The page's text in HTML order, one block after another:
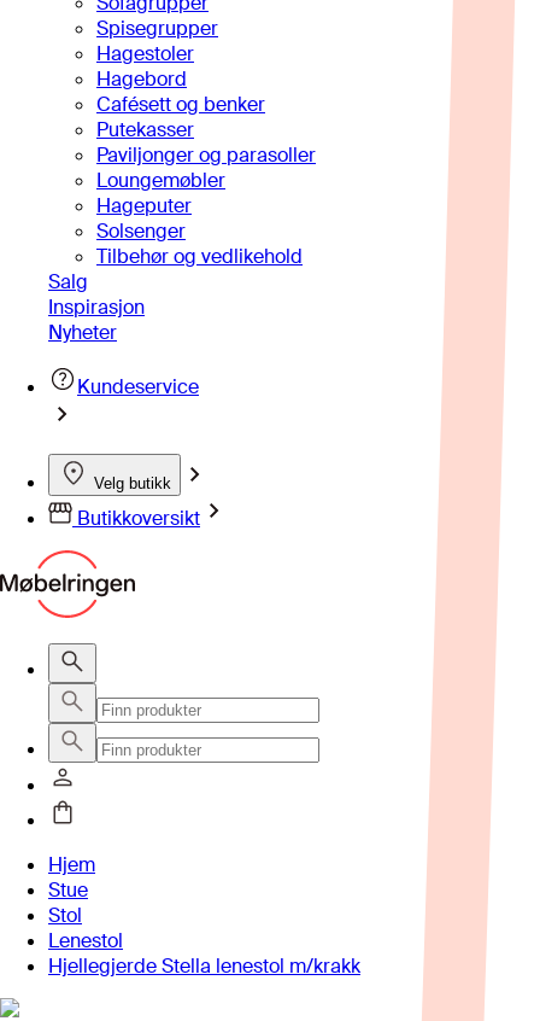
Spisegrupper
Hagestoler
Hagebord
Cafésett og benker
Putekasser
Paviljonger og parasoller
Loungemøbler
Hageputer
Solsenger
Tilbehør og vedlikehold
Salg
Inspirasjon
Nyheter
Kundeservice
Velg butikk
Butikkoversikt
Hjem
Stue
Stol
Lenestol
Hjellegjerde Stella lenestol m/krakk